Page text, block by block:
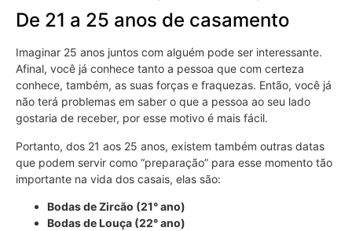
De 21 a 25 anos de casamento
Imaginar 25 anos juntos com alguém pode ser interessante.
Afinal, você já conhece tanto a pessoa que com certeza
conhece, também, as suas forças e fraquezas. Então, você já
não terá problemas em saber o que a pessoa ao seu lado
gostaria de receber, por esse motivo é mais fácil.
Portanto, dos 21 aos 25 anos, existem também outras datas
que podem servir como “preparação” para esse momento tão
importante na vida dos casais, elas são:
Bodas de Zircão (21° ano)
Bodas de Louça (22° ano)